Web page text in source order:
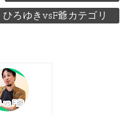
ひろゆきvsF爺カテゴリ